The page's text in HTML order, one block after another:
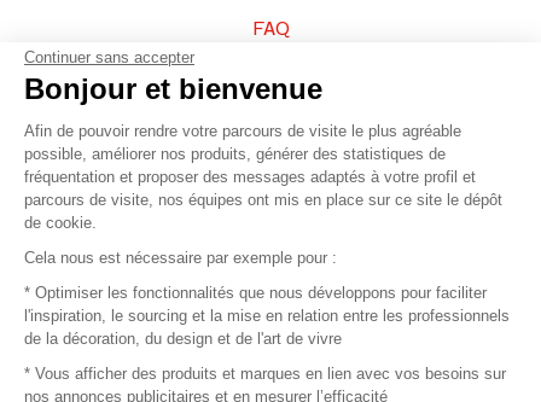
FAQ
Vendez vos produits
Plan du site
© 2016 –Organisation SAFI
Recrutement
Continuer sans accepter
Bonjour et bienvenue
Afin de pouvoir rendre votre parcours de visite le plus agréable
possible, améliorer nos produits, générer des statistiques de
fréquentation et proposer des messages adaptés à votre profil et
parcours de visite, nos équipes ont mis en place sur ce site le dépôt
de cookie.
Cela nous est nécessaire par exemple pour :
* Optimiser les fonctionnalités que nous développons pour faciliter
l'inspiration, le sourcing et la mise en relation entre les professionnels
de la décoration, du design et de l'art de vivre
* Vous afficher des produits et marques en lien avec vos besoins sur
nos annonces publicitaires et en mesurer l’efficacité